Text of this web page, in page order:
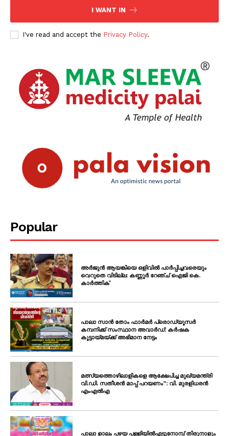
I WANT IN
I've read and accept the Privacy Policy.
Popular
അർജുൻ ആയങ്കിയെ ഒളിവിൽ പാർപ്പിച്ചവരെയും
വെറുതെ വിടില്ല: കണ്ണൂർ റേഞ്ച് ഐജി കെ.
കാർത്തിക്
പാലാ സാൻ തോം ഫാർമർ പ്രൊഡ്യൂസർ
കമ്പനിക്ക് സംസ്ഥാന അവാർഡ്: കർഷക
കൂട്ടായ്മയ്ക്ക് അഭിമാന നേട്ടം
മത്സ്യത്തൊഴിലാളികളെ ആക്ഷേപിച്ച മുഖ്യമന്ത്രി
വി.ഡി. സതീശൻ മാപ്പ് പറയണം”: വി. മുരളിധരൻ
എംഎൽഎ
പാലാ ളാലം പഴയ പള്ളിയിൽഎട്ടുനോമ്പ് തിരുനാളും